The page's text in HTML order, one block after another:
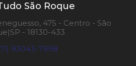
São Roque
475 - Centro - São
- 18130-433
93043-7998